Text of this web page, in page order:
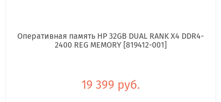
Оперативная память HP 32GB DUAL RANK X4 DDR4-
2400 REG MEMORY [819412-001]
19 399 руб.